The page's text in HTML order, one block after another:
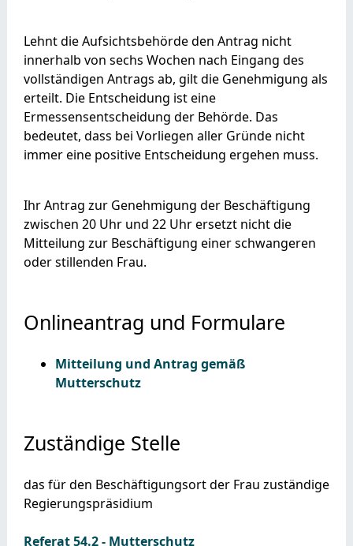
Lehnt die Aufsichtsbehörde den Antrag nicht
innerhalb von sechs Wochen nach Eingang des
vollständigen Antrags ab, gilt die Genehmigung als
erteilt. Die Entscheidung ist eine
Ermessensentscheidung der Behörde. Das
bedeutet, dass bei Vorliegen aller Gründe nicht
immer eine positive Entscheidung ergehen muss.
Ihr Antrag zur Genehmigung der Beschäftigung
zwischen 20 Uhr und 22 Uhr ersetzt nicht die
Mitteilung zur Beschäftigung einer schwangeren
oder stillenden Frau.
Onlineantrag und Formulare
Mitteilung und Antrag gemäß
Mutterschutz
Zuständige Stelle
das für den Beschäftigungsort der Frau zuständige
Regierungspräsidium
Referat 54.2 - Mutterschutz